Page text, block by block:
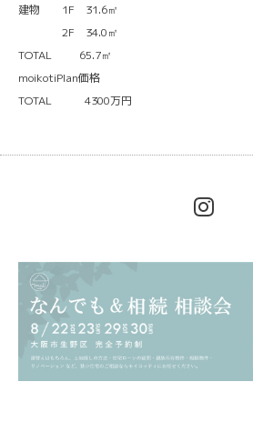
建物 1F 31.6㎡
2F 34.0㎡
TOTAL 65.7㎡
moikotiPlan価格
TOTAL 4300万円